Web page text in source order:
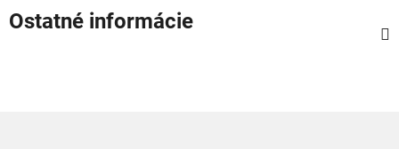
Ostatné informácie